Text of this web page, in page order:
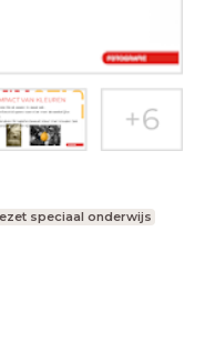
speciaal onderwijs